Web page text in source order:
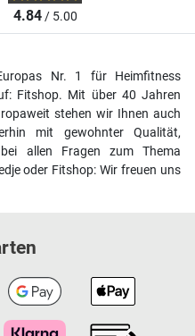
4.84/ 5.00
Nr. 1 für Heimfitness
Fitshop. Mit über 40 Jahren
stehen wir Ihnen auch
mit gewohnter Qualität,
allen Fragen zum Thema
oder Fitshop: Wir freuen uns